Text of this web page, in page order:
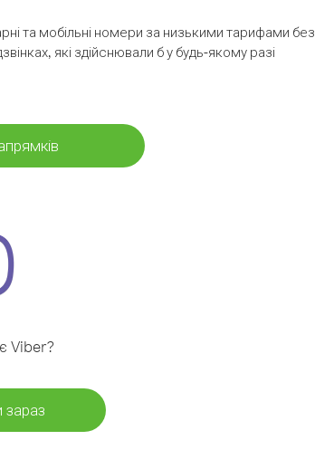
та мобільні номери за низькими тарифами без
які здійснювали б у будь-якому разі
Viber?
зараз